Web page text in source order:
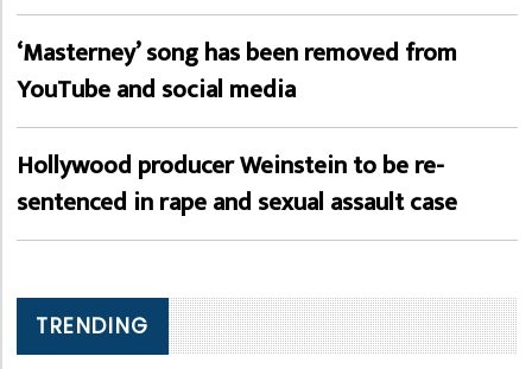
‘Masterney’ song has been removed from
YouTube and social media
Hollywood producer Weinstein to be re-
sentenced in rape and sexual assault case
TRENDING